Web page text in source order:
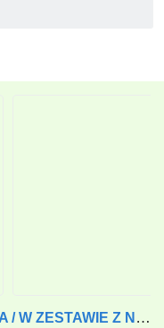
DAF XF 106.480 / SSC / E6 / MEGA / W ZESTAWIE Z NACZEPĄ SCHMITZ MEGA + κουρτίνα πλευρά ημιρυμουλκούμενο